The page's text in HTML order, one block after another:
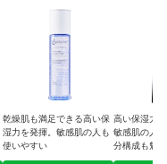
乾燥肌も満足できる高い保
湿力を発揮。敏感肌の人も
使いやすい
高い保湿力
敏感肌の人
分構成も魅力